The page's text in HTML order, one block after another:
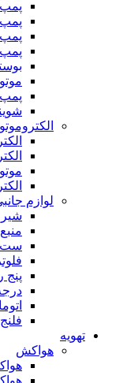
پمپ
پمپ
پمپ
لوازم
ست
فلوتر
پنج
فلنج
تهویه
هواکش